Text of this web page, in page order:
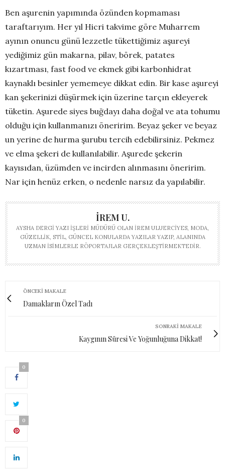
Ben aşurenin yapımında özünden kopmaması
taraftarıyım. Her yıl Hicri takvime göre Muharrem
ayının onuncu günü lezzetle tükettiğimiz aşureyi
yediğimiz gün makarna, pilav, börek, patates
kızartması, fast food ve ekmek gibi karbonhidrat
kaynaklı besinler yememeye dikkat edin. Bir kase aşureyi
kan şekerinizi düşürmek için üzerine tarçın ekleyerek
tüketin. Aşurede siyes buğdayı daha doğal ve ata tohumu
olduğu için kullanmanızı öneririm. Beyaz şeker ve beyaz
un yerine de hurma şurubu tercih edebilirsiniz. Pekmez
ve elma şekeri de kullanılabilir. Aşurede şekerin
kayısıdan, üzümden ve incirden alınmasını öneririm.
Nar için henüz erken, o nedenle narsız da yapılabilir.
İREM U.
AYSHA DERGI YAZI İŞLERI MÜDÜRÜ OLAN İREM ULUERCIYES, MODA,
GÜZELLIK, STIL, GÜNCEL KONULARDA YAZILAR YAZIP, ALANINDA
UZMAN ISIMLERLE RÖPORTAJLAR GERÇEKLEŞTIRMEKTEDIR.
ÖNCEKI MAKALE
Damakların Özel Tadı
SONRAKI MAKALE
Kaygının Süresi Ve Yoğunluğuna Dikkat!
0
0